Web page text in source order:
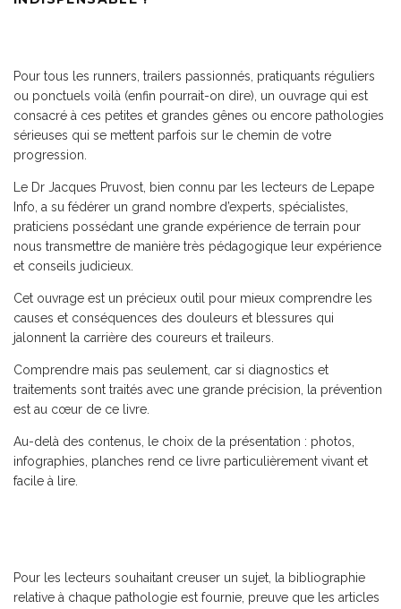
Pour tous les runners, trailers passionnés, pratiquants réguliers
ou ponctuels voilà (enfin pourrait-on dire), un ouvrage qui est
consacré à ces petites et grandes gênes ou encore pathologies
sérieuses qui se mettent parfois sur le chemin de votre
progression.
Le Dr Jacques Pruvost, bien connu par les lecteurs de Lepape
Info, a su fédérer un grand nombre d’experts, spécialistes,
praticiens possédant une grande expérience de terrain pour
nous transmettre de manière très pédagogique leur expérience
et conseils judicieux.
Cet ouvrage est un précieux outil pour mieux comprendre les
causes et conséquences des douleurs et blessures qui
jalonnent la carrière des coureurs et traileurs.
Comprendre mais pas seulement, car si diagnostics et
traitements sont traités avec une grande précision, la prévention
est au cœur de ce livre.
Au-delà des contenus, le choix de la présentation : photos,
infographies, planches rend ce livre particulièrement vivant et
facile à lire.
Pour les lecteurs souhaitant creuser un sujet, la bibliographie
relative à chaque pathologie est fournie, preuve que les articles